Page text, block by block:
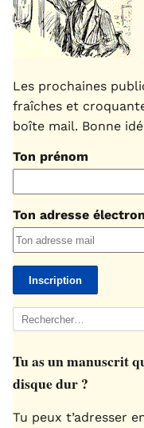
Les prochaines
fraîches et
boîte mail. Bonne
Ton prénom
Ton adresse
Rechercher :
Tu as un manuscrit
disque dur ?
Tu peux t’adresser